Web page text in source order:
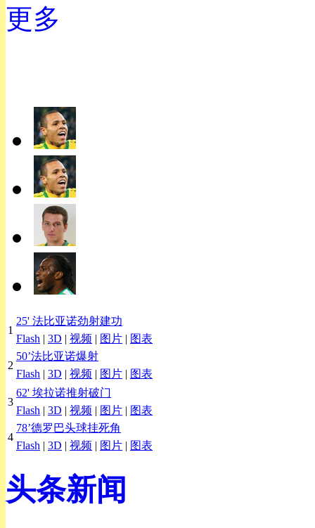
更多
1
25' 法比亚诺劲射建功
Flash | 3D | 视频 | 图片 | 图表
2
50’法比亚诺爆射
Flash | 3D | 视频 | 图片 | 图表
3
62' 埃拉诺推射破门
Flash | 3D | 视频 | 图片 | 图表
4
78’德罗巴头球挂死角
Flash | 3D | 视频 | 图片 | 图表
头条新闻